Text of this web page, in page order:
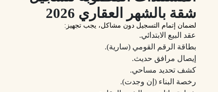
شقة بالشهر العقاري 2026
لضمان إتمام التسجيل دون مشاكل، يجب تجهيز:
عقد البيع الابتدائي.
بطاقة الرقم القومي (سارية).
إيصال مرافق حديث.
كشف تحديد مساحي.
رخصة البناء (إن وجدت).